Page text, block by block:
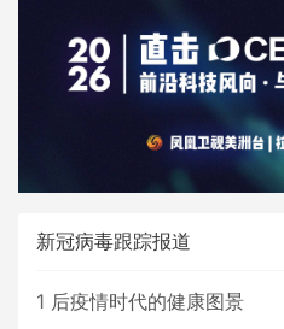
新冠病毒跟踪报道
1 后疫情时代的健康图景